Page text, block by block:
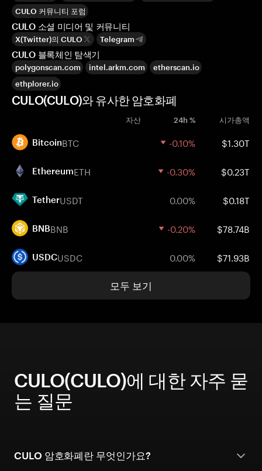
CULO 커뮤니티 포럼
CULO 소셜 미디어 및 커뮤니티
X(Twitter)의 CULO Telegram
CULO 블록체인 탐색기
polygonscan.com intel.arkm.com
etherscan.io
ethplorer.io
CULO(CULO)와 유사한 암호화폐
자산 24h % 시가총액
BitcoinBTC -0.10% $1.30T
EthereumETH -0.30% $0.23T
TetherUSDT 0.00% $0.18T
BNBBNB -0.20% $78.74B
USDCUSDC 0.00% $71.93B
모두 보기
CULO(CULO)에 대한 자주 묻
는 질문
CULO 암호화폐란 무엇인가요?